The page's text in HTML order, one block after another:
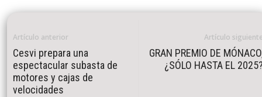
Artículo anterior
Cesvi prepara una
espectacular subasta de
motores y cajas de
velocidades
Artículo
GRAN PREMIO DE
¿SÓLO HASTA EL